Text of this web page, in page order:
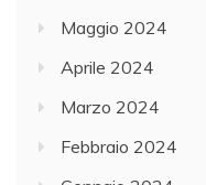
Maggio 2024
Aprile 2024
Marzo 2024
Febbraio 2024